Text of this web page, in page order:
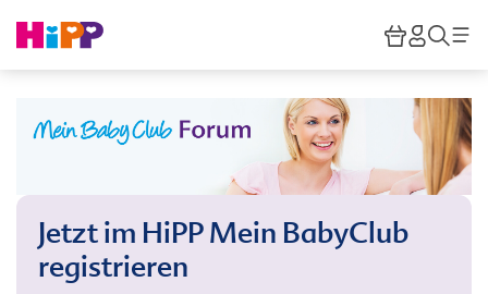
HiPP
Jetzt im HiPP Mein BabyClub
registrieren